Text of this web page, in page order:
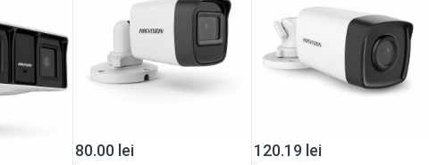
80.00 lei 120.19 lei